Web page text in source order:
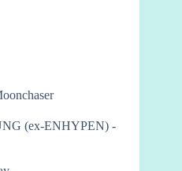
(ex-ENHYPEN) -